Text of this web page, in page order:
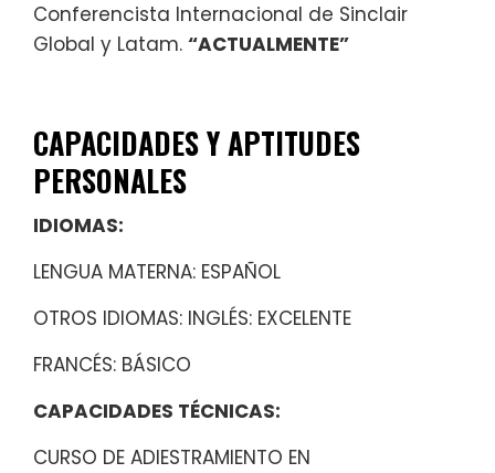
Conferencista Internacional de Sinclair
Global y Latam. “ACTUALMENTE”
CAPACIDADES Y APTITUDES
PERSONALES
IDIOMAS:
LENGUA MATERNA: ESPAÑOL
OTROS IDIOMAS: INGLÉS: EXCELENTE
FRANCÉS: BÁSICO
CAPACIDADES TÉCNICAS:
CURSO DE ADIESTRAMIENTO EN